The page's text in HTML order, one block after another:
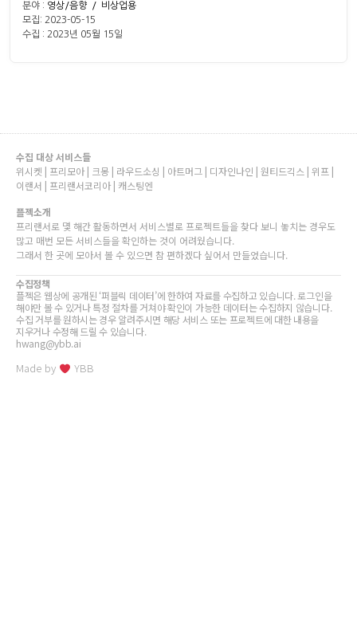
분야 : 영상/음향 / 비상업용
모집: 2023-05-15
수집 : 2023년 05월 15일
수집 대상 서비스들
위시켓 | 프리모아 | 크몽 | 라우드소싱 | 아트머그 | 디자인나인 | 원티드긱스 | 위프 |
이랜서 | 프리랜서코리아 | 캐스팅엔
플젝소개
프리랜서로 몇 해간 활동하면서 서비스별로 프로젝트들을 찾다 보니 놓치는 경우도
많고 매번 모든 서비스들을 확인하는 것이 어려웠습니다.
그래서 한 곳에 모아서 볼 수 있으면 참 편하겠다 싶어서 만들었습니다.
수집정책
플젝은 웹상에 공개된 ‘퍼블릭 데이터’에 한하여 자료를 수집하고 있습니다. 로그인을
해야만 볼 수 있거나 특정 절차를 거쳐야 확인이 가능한 데이터는 수집하지 않습니다.
수집 거부를 원하시는 경우 알려주시면 해당 서비스 또는 프로젝트에 대한 내용을
지우거나 수정해 드릴 수 있습니다.
hwang@ybb.ai
Made by YBB